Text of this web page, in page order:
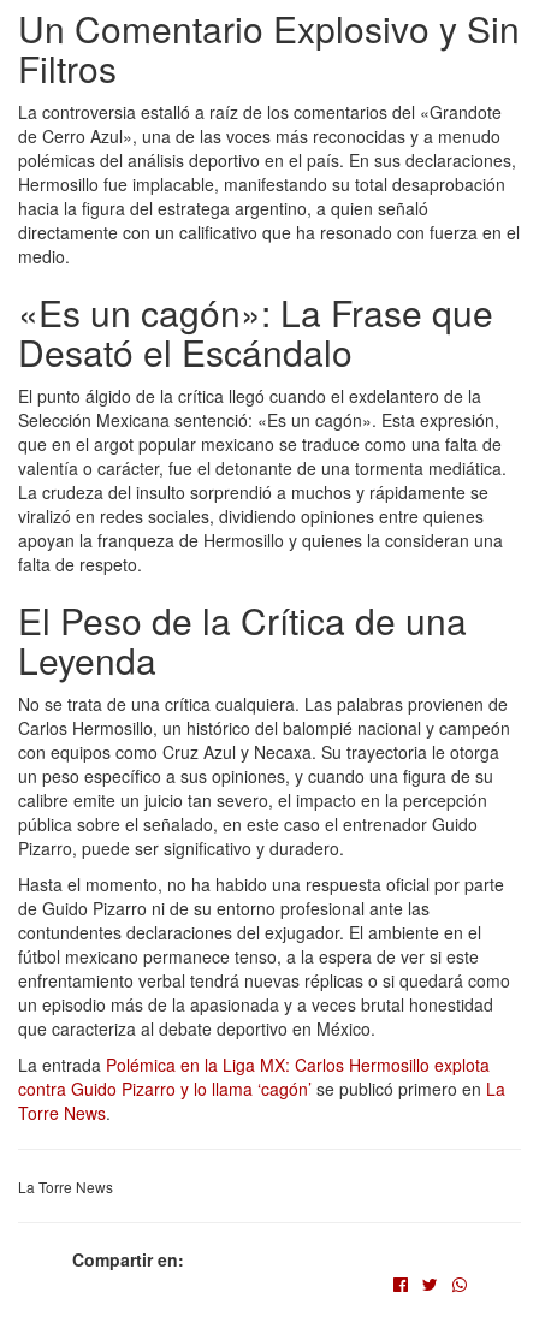
Un Comentario Explosivo y Sin
Filtros
La controversia estalló a raíz de los comentarios del «Grandote
de Cerro Azul», una de las voces más reconocidas y a menudo
polémicas del análisis deportivo en el país. En sus declaraciones,
Hermosillo fue implacable, manifestando su total desaprobación
hacia la figura del estratega argentino, a quien señaló
directamente con un calificativo que ha resonado con fuerza en el
medio.
«Es un cagón»: La Frase que
Desató el Escándalo
El punto álgido de la crítica llegó cuando el exdelantero de la
Selección Mexicana sentenció: «Es un cagón». Esta expresión,
que en el argot popular mexicano se traduce como una falta de
valentía o carácter, fue el detonante de una tormenta mediática.
La crudeza del insulto sorprendió a muchos y rápidamente se
viralizó en redes sociales, dividiendo opiniones entre quienes
apoyan la franqueza de Hermosillo y quienes la consideran una
falta de respeto.
El Peso de la Crítica de una
Leyenda
No se trata de una crítica cualquiera. Las palabras provienen de
Carlos Hermosillo, un histórico del balompié nacional y campeón
con equipos como Cruz Azul y Necaxa. Su trayectoria le otorga
un peso específico a sus opiniones, y cuando una figura de su
calibre emite un juicio tan severo, el impacto en la percepción
pública sobre el señalado, en este caso el entrenador Guido
Pizarro, puede ser significativo y duradero.
Hasta el momento, no ha habido una respuesta oficial por parte
de Guido Pizarro ni de su entorno profesional ante las
contundentes declaraciones del exjugador. El ambiente en el
fútbol mexicano permanece tenso, a la espera de ver si este
enfrentamiento verbal tendrá nuevas réplicas o si quedará como
un episodio más de la apasionada y a veces brutal honestidad
que caracteriza al debate deportivo en México.
La entrada Polémica en la Liga MX: Carlos Hermosillo explota
contra Guido Pizarro y lo llama ‘cagón’ se publicó primero en La
Torre News.
La Torre News
Compartir en: